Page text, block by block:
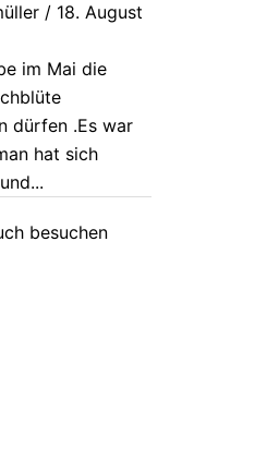
/ 18. August
im Mai die
dürfen .Es war
hat sich
besuchen